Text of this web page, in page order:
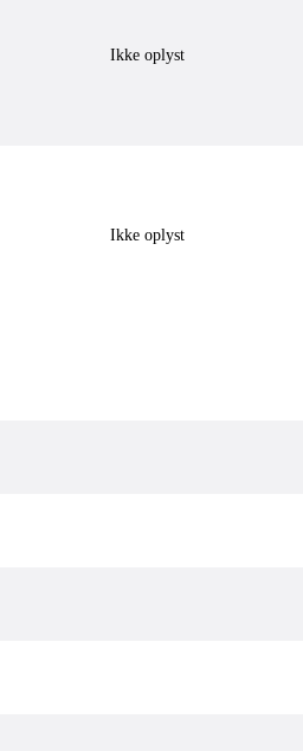
Ikke oplyst
Ikke oplyst